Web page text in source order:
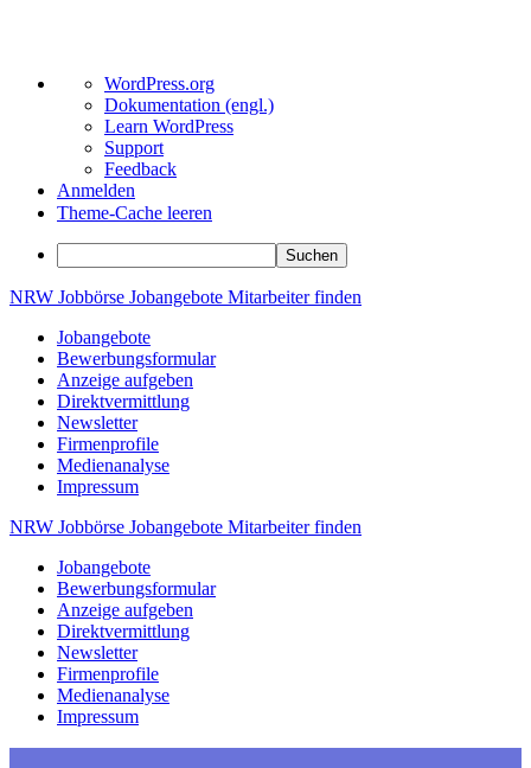
Über
WordPress
WordPress.org
Dokumentation (engl.)
Learn WordPress
Support
Feedback
Anmelden
Theme-Cache leeren
Suchen
Zum
springen
NRW Jobbörse Jobangebote Mitarbeiterfinden
Jobangebote
Bewerbungsformular
Anzeige aufgeben
Direktvermittlung
Newsletter
Firmenprofile
Medienanalyse
Impressum
NRW Jobbörse Jobangebote Mitarbeiterfinden
Jobangebote
Bewerbungsformular
Anzeige aufgeben
Direktvermittlung
Newsletter
Firmenprofile
Medienanalyse
Impressum